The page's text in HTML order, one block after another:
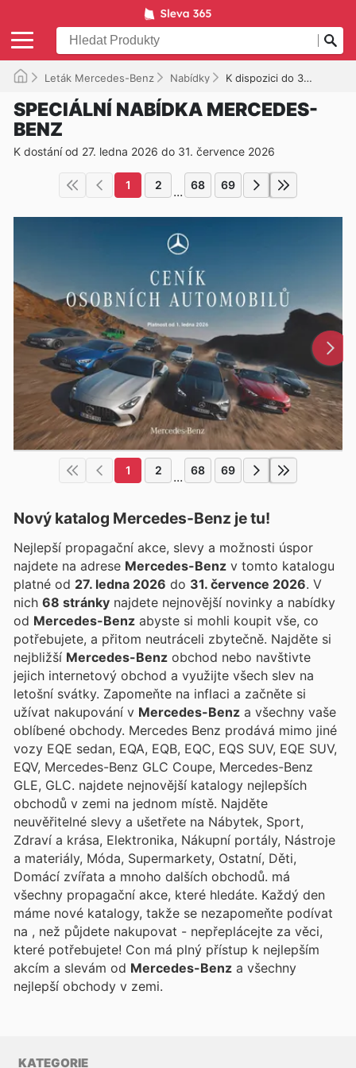
Leták Mercedes-Benz Nabídky K dispozici do 31. 07. 2026
SPECIÁLNÍ NABÍDKA MERCEDES-
BENZ
K dostání od 27. ledna 2026 do 31. července 2026
1 2 ... 68 69
1 2 ... 68 69
Nový katalog Mercedes-Benz je tu!
Nejlepší propagační akce, slevy a možnosti úspor
najdete na adrese Mercedes-Benz v tomto katalogu
platné od 27. ledna 2026 do 31. července 2026. V
nich 68 stránky najdete nejnovější novinky a nabídky
od Mercedes-Benz abyste si mohli koupit vše, co
potřebujete, a přitom neutráceli zbytečně. Najděte si
nejbližší Mercedes-Benz obchod nebo navštivte
jejich internetový obchod a využijte všech slev na
letošní svátky. Zapomeňte na inflaci a začněte si
užívat nakupování v Mercedes-Benz a všechny vaše
oblíbené obchody. Mercedes Benz prodává mimo jiné
vozy EQE sedan, EQA, EQB, EQC, EQS SUV, EQE SUV,
EQV, Mercedes-Benz GLC Coupe, Mercedes-Benz
GLE, GLC. najdete nejnovější katalogy nejlepších
obchodů v zemi na jednom místě. Najděte
neuvěřitelné slevy a ušetřete na Nábytek, Sport,
Zdraví a krása, Elektronika, Nákupní portály, Nástroje
a materiály, Móda, Supermarkety, Ostatní, Děti,
Domácí zvířata a mnoho dalších obchodů. má
všechny propagační akce, které hledáte. Každý den
máme nové katalogy, takže se nezapomeňte podívat
na , než půjdete nakupovat - nepřeplácejte za věci,
které potřebujete! Con má plný přístup k nejlepším
akcím a slevám od Mercedes-Benz a všechny
nejlepší obchody v zemi.
KATEGORIE